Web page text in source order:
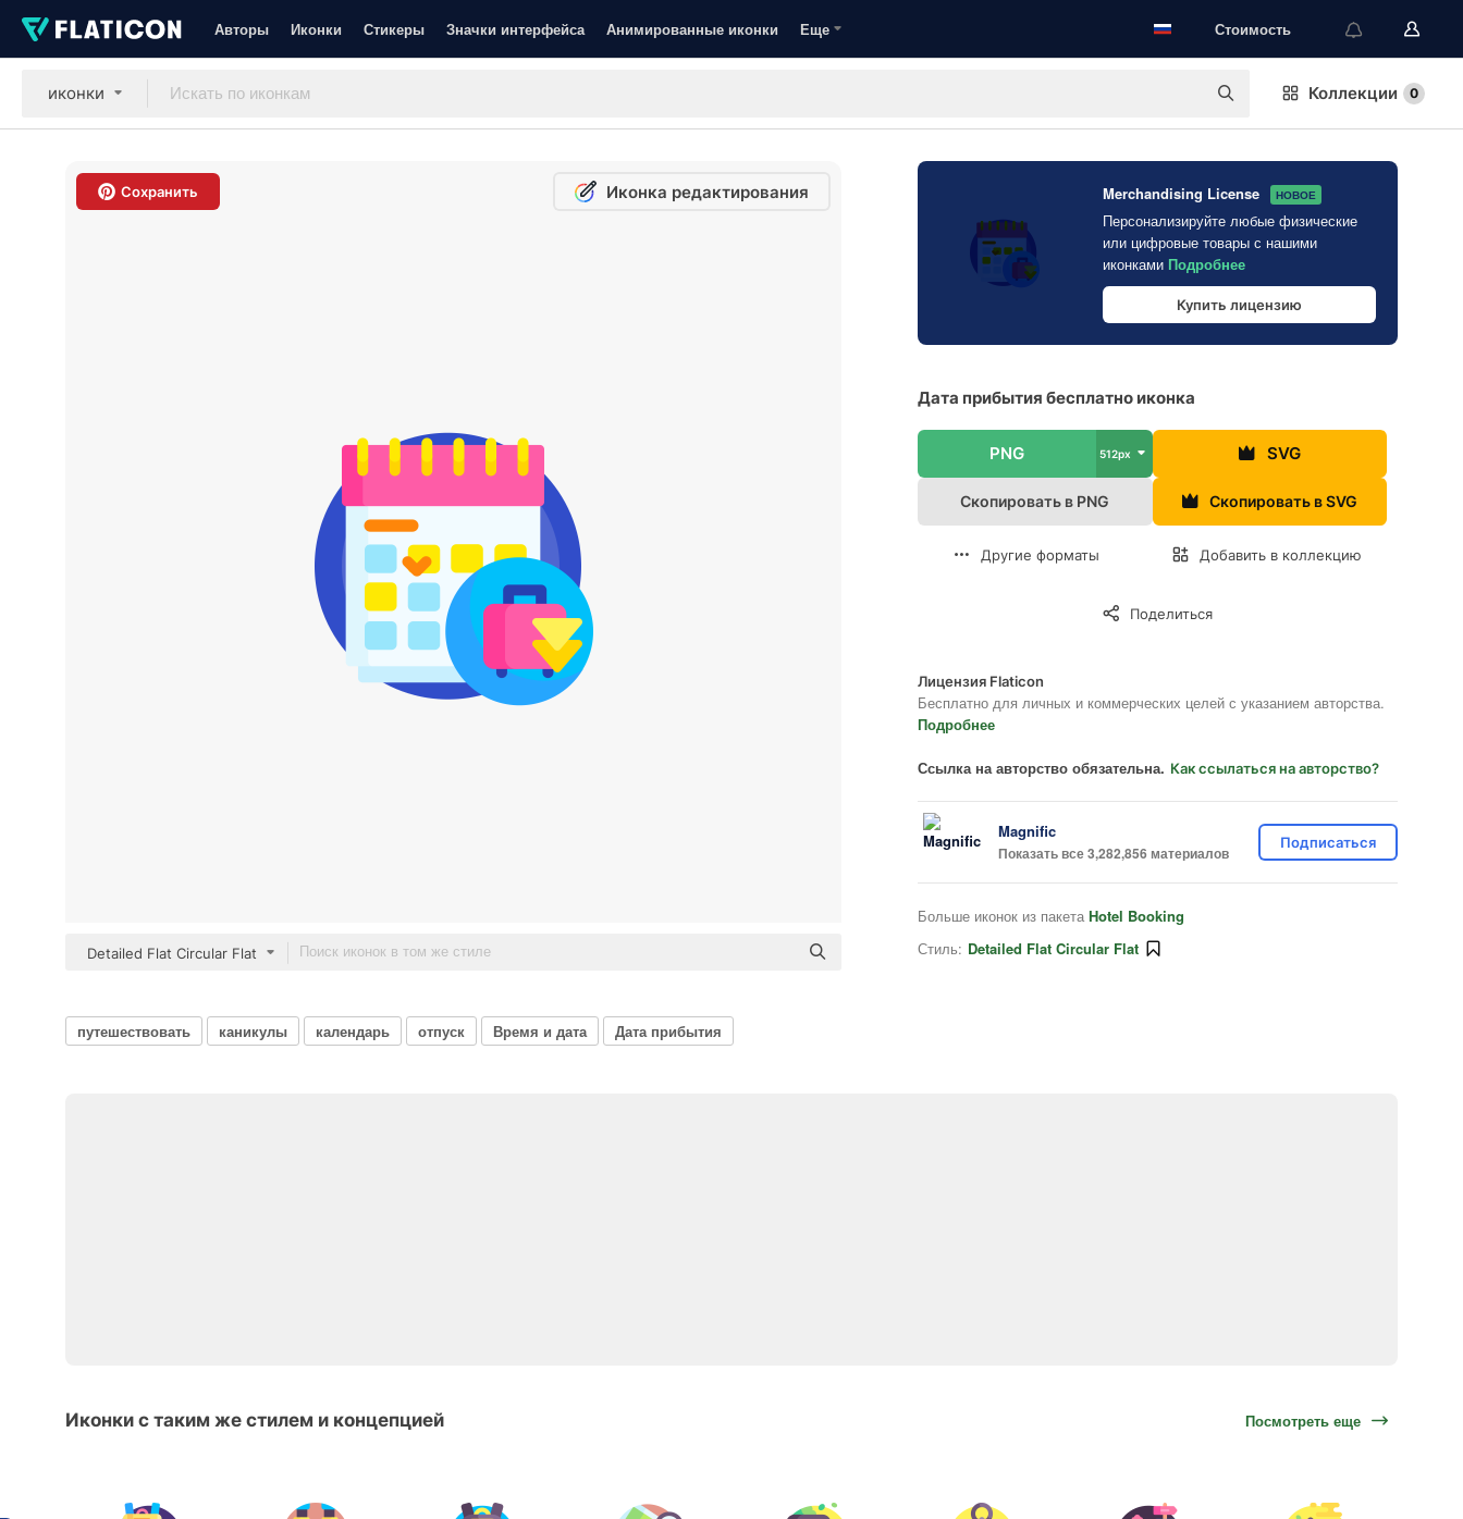
Авторы Иконки Стикеры Значки интерфейса Анимированные иконки Еще Стоимость
иконки Коллекции 0
Сохранить Иконка редактирования
Detailed Flat Circular Flat
Merchandising License НОВОЕ
Персонализируйте любые физические
или цифровые товары с нашими
иконками Подробнее
Купить лицензию
Дата прибытия бесплатно иконка
PNG 512px SVG
Скопировать в PNG Скопировать в SVG
Другие форматы Добавить в коллекцию
Поделиться
Лицензия Flaticon
Бесплатно для личных и коммерческих целей с указанием авторства.
Подробнее
Ссылка на авторство обязательна. Как ссылаться на авторство?
Magnific
Показать все 3,282,856 материалов
Подписаться
Больше иконок из пакета Hotel Booking
Стиль: Detailed Flat Circular Flat
путешествовать каникулы календарь отпуск Время и дата Дата прибытия
Иконки с таким же стилем и концепцией Посмотреть еще